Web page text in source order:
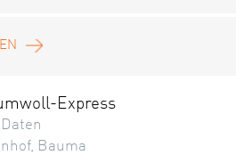
Express
Daten
Bauma